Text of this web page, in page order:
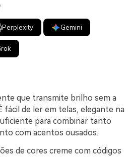
Perplexity Gemini
que transmite brilho sem a
fácil de ler em telas, elegante na
para combinar tanto
com acentos ousados.
de cores creme com códigos